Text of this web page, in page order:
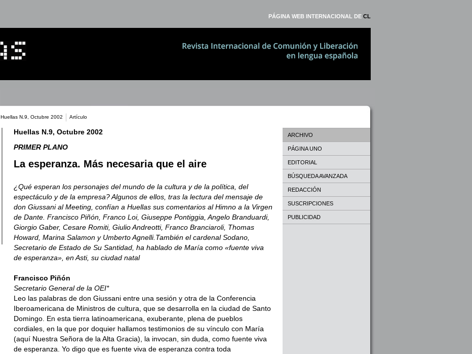
PÁGINA WEB INTERNACIONAL DE CL
Huellas N.9, Octubre 2002 Artículo
Huellas N.9, Octubre 2002
PRIMER PLANO
La esperanza. Más necesaria que el aire
¿Qué esperan los personajes del mundo de la cultura y de la política, del
espectáculo y de la empresa? Algunos de ellos, tras la lectura del mensaje de
don Giussani al Meeting, confían a Huellas sus comentarios al Himno a la Virgen
de Dante. Francisco Piñón, Franco Loi, Giuseppe Pontiggia, Angelo Branduardi,
Giorgio Gaber, Cesare Romiti, Giulio Andreotti, Franco Branciaroli, Thomas
Howard, Marina Salamon y Umberto Agnelli.También el cardenal Sodano,
Secretario de Estado de Su Santidad, ha hablado de María como «fuente viva
de esperanza», en Asti, su ciudad natal
Francisco Piñón
Secretario General de la OEI*
Leo las palabras de don Giussani entre una sesión y otra de la Conferencia
Iberoamericana de Ministros de cultura, que se desarrolla en la ciudad de Santo
Domingo. En esta tierra latinoamericana, exuberante, plena de pueblos
cordiales, en la que por doquier hallamos testimonios de su vínculo con María
(aquí Nuestra Señora de la Alta Gracia), la invocan, sin duda, como fuente viva
de esperanza. Yo digo que es fuente viva de esperanza contra toda
ARCHIVO
PÁGINA UNO
EDITORIAL
BÚSQUEDA AVANZADA
REDACCIÓN
SUSCRIPCIONES
PUBLICIDAD